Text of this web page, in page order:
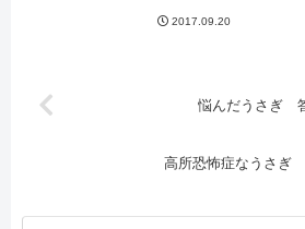
2017.09.20
悩んだうさぎ
高所恐怖症なうさぎ